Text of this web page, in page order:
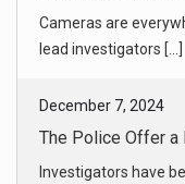
Investigators have
man they b [...]
December 7, 2024
On These Apps,
Smartphone apps